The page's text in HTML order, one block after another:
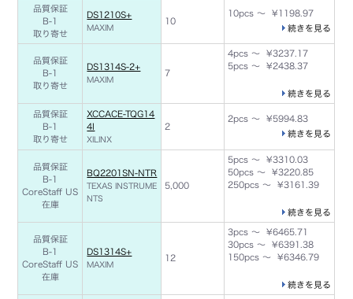
品質保証
B-1
取り寄せ
DS1210S+
MAXIM
10
10pcs ～ ¥1198.97
続きを見る
品質保証
B-1
取り寄せ
DS1314S-2+
MAXIM
7
4pcs ～ ¥3237.17
5pcs ～ ¥2438.37
続きを見る
品質保証
B-1
取り寄せ
XCCACE-TQG14
4I
XILINX
2
2pcs ～ ¥5994.83
続きを見る
品質保証
B-1
CoreStaff US
在庫
BQ2201SN-NTR
TEXAS INSTRUME
NTS
5,000
5pcs ～ ¥3310.03
50pcs ～ ¥3220.85
250pcs ～ ¥3161.39
続きを見る
品質保証
B-1
CoreStaff US
在庫
DS1314S+
MAXIM
12
3pcs ～ ¥6465.71
30pcs ～ ¥6391.38
150pcs ～ ¥6346.79
続きを見る